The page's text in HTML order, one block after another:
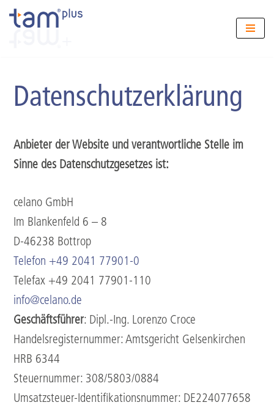
Datenschutzerklärung
Anbieter der Website und verantwortliche Stelle im
Sinne des Datenschutzgesetzes ist:
celano GmbH
Im Blankenfeld 6 – 8
D-46238 Bottrop
Telefon +49 2041 77901-0
Telefax +49 2041 77901-110
info@celano.de
Geschäftsführer: Dipl.-Ing. Lorenzo Croce
Handelsregisternummer: Amtsgericht Gelsenkirchen
HRB 6344
Steuernummer: 308/5803/0884
Umsatzsteuer-Identifikationsnummer: DE224077658